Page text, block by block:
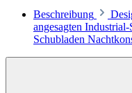
Beschreibung
angesagten
Schubladen